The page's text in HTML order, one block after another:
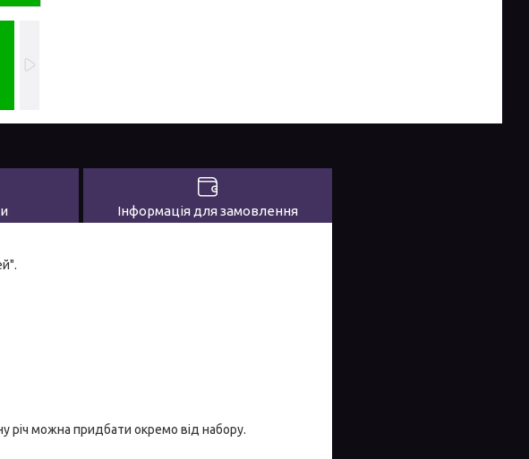
Інформація для замовлення
річ можна придбати окремо від набору.